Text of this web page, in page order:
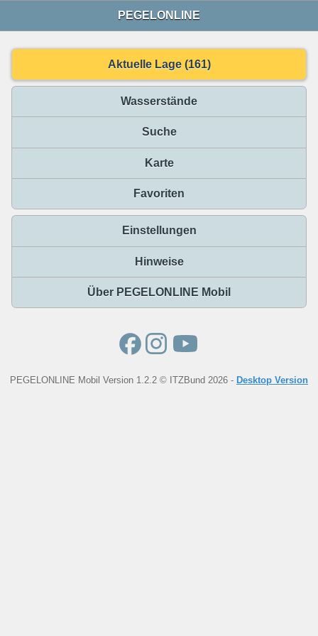
PEGELONLINE
Aktuelle Lage (161)
Wasserstände
Suche
Karte
Favoriten
Einstellungen
Hinweise
Über PEGELONLINE Mobil
PEGELONLINE Mobil Version 1.2.2 © ITZBund 2026 - Desktop Version